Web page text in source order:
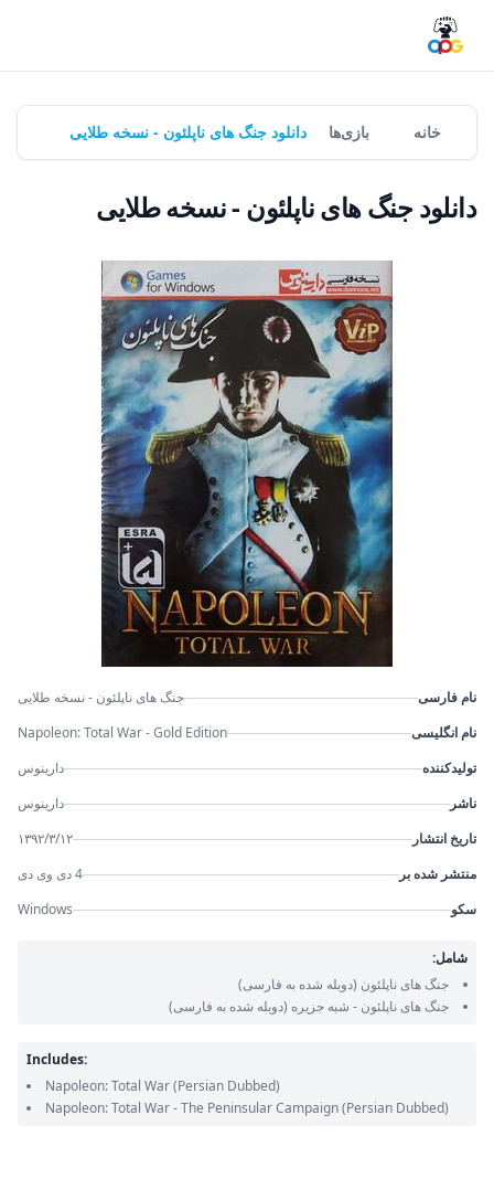
خانه بازی‌ها دانلود جنگ های ناپلئون - نسخه طلایی
دانلود جنگ های ناپلئون - نسخه طلایی
نام فارسی
جنگ های ناپلئون - نسخه طلایی
نام انگلیسی
Napoleon: Total War - Gold Edition
تولیدکننده
دارینوس
ناشر
دارینوس
تاریخ انتشار
۱۳۹۲/۳/۱۲
منتشر شده بر
4 دی وی دی
سکو
Windows
شامل:
جنگ های ناپلئون (دوبله شده به فارسی)
جنگ های ناپلئون - شبه جزیره (دوبله شده به فارسی)
Includes:
Napoleon: Total War(Persian Dubbed)
Napoleon: Total War - The Peninsular Campaign(Persian Dubbed)